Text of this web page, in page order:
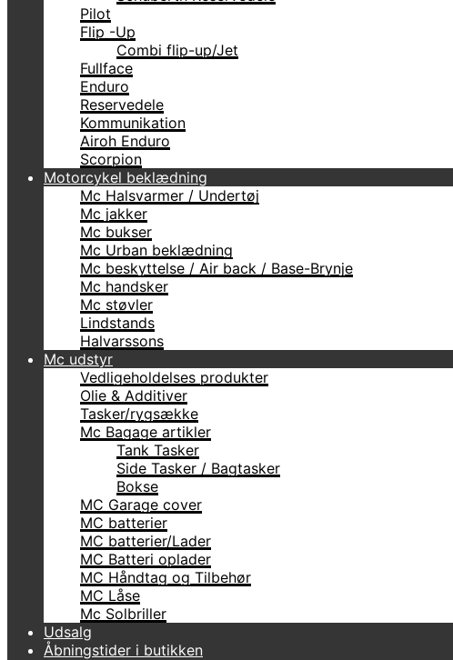
Pilot
Flip -Up
Combi flip-up/Jet
Fullface
Enduro
Reservedele
Kommunikation
Airoh Enduro
Scorpion
Motorcykel beklædning
Mc Halsvarmer / Undertøj
Mc jakker
Mc bukser
Mc Urban beklædning
Mc beskyttelse / Air back / Base-Brynje
Mc handsker
Mc støvler
Lindstands
Halvarssons
Mc udstyr
Vedligeholdelses produkter
Olie & Additiver
Tasker/rygsække
Mc Bagage artikler
Tank Tasker
Side Tasker / Bagtasker
Bokse
MC Garage cover
MC batterier
MC batterier/Lader
MC Batteri oplader
MC Håndtag og Tilbehør
MC Låse
Mc Solbriller
Udsalg
Åbningstider i butikken